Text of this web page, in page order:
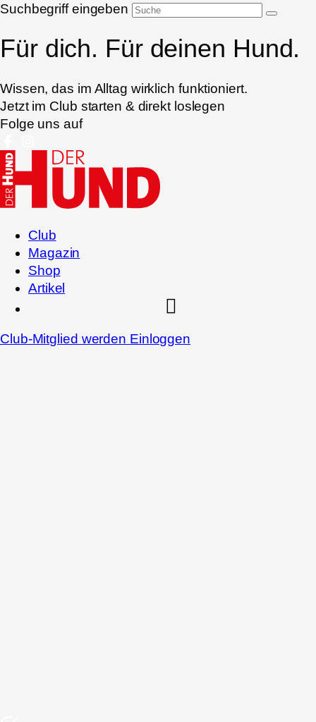
Suchbegriff eingeben
Für dich. Für deinen Hund.
Wissen, das im Alltag wirklich funktioniert.
Jetzt im Club starten & direkt loslegen
Folge uns auf
Club
Magazin
Shop
Artikel
Club-Mitglied werden Einloggen